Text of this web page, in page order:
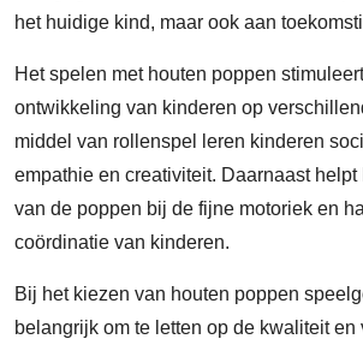
het huidige kind, maar ook aan
Het spelen met houten poppen
ontwikkeling van kinderen op
middel van rollenspel leren kinderen
empathie en creativiteit. Daarnaast helpt
van de poppen bij de fijne motoriek en
coördinatie van kinderen.
Bij het kiezen van houten poppen
belangrijk om te letten op de kwaliteit